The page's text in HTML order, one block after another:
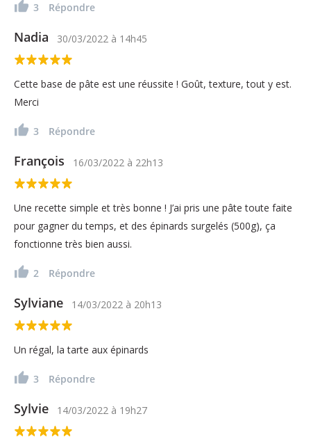
3 Répondre
Nadia 30/03/2022 à 14h45
Cette base de pâte est une réussite ! Goût, texture, tout y est.
Merci
3 Répondre
François 16/03/2022 à 22h13
Une recette simple et très bonne ! J’ai pris une pâte toute faite
pour gagner du temps, et des épinards surgelés (500g), ça
fonctionne très bien aussi.
2 Répondre
Sylviane 14/03/2022 à 20h13
Un régal, la tarte aux épinards
3 Répondre
Sylvie 14/03/2022 à 19h27